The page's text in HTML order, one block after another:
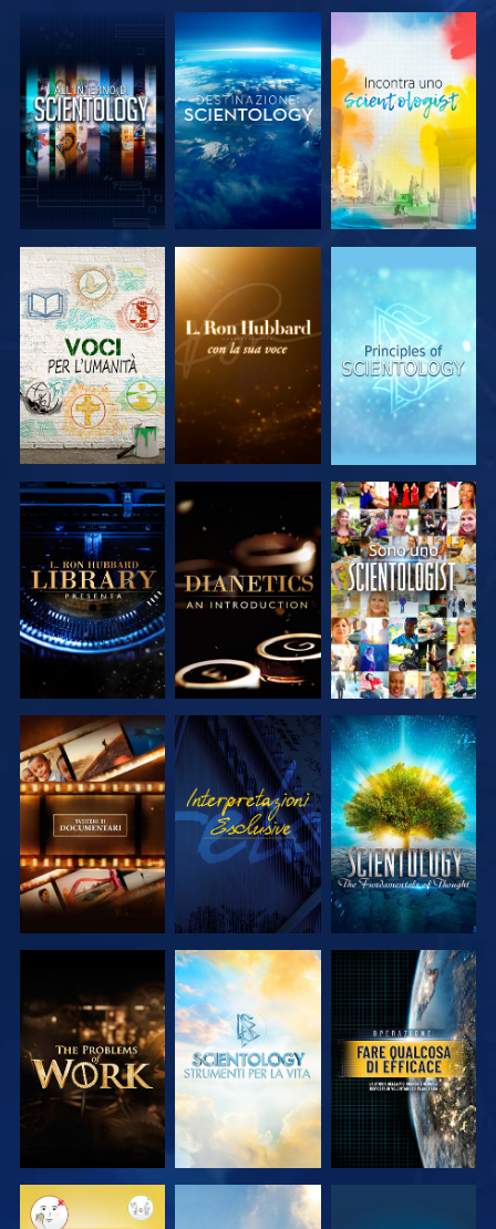
ESPLORA LE
SERIE
ESPLORA LE
SERIE
ESPLORA LE
SERIE
ESPLORA LE
SERIE
ESPLORA LE
SERIE
GUARDA
ESPLORA LE
SERIE
GUARDA
ESPLORA LE
SERIE
ESPLORA LE
SERIE
ESPLORA LE
SERIE
GUARDA